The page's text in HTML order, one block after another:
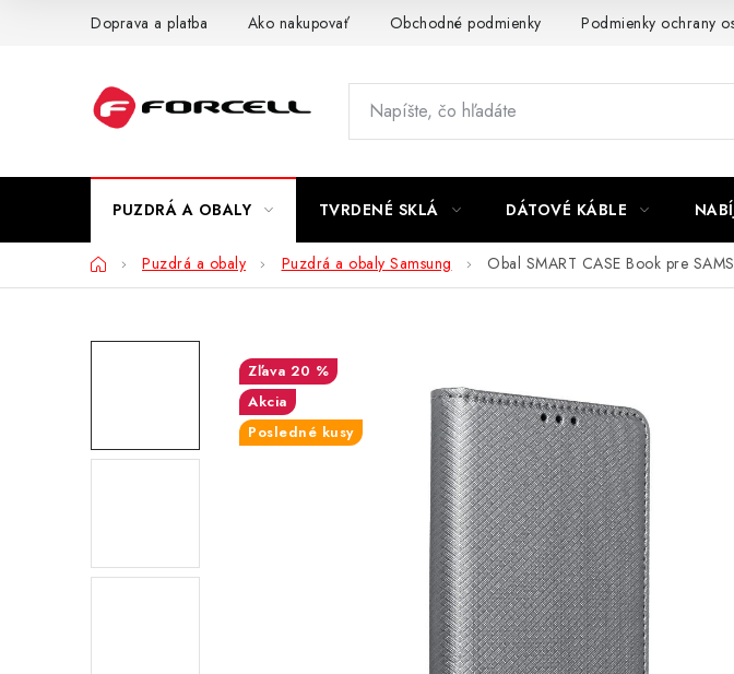
Doprava a platba Ako nakupovať Obchodné podmienky Podmienky ochrany
PUZDRÁ A OBALY TVRDENÉ SKLÁ DÁTOVÉ KÁBLE
DomovPuzdrá a obaly Puzdrá a obaly Samsung Obal SMART CASE Book pre
20 %
Akcia
Posledné kusy